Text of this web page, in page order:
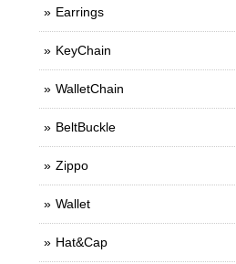
Earrings
KeyChain
WalletChain
BeltBuckle
Zippo
Wallet
Hat&Cap